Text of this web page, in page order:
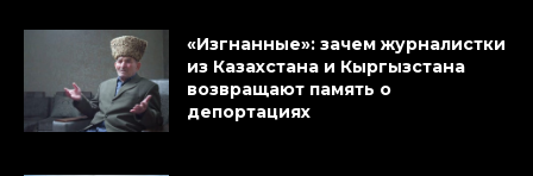
«Изгнанные»: зачем журналистки
из Казахстана и Кыргызстана
возвращают память о
депортациях